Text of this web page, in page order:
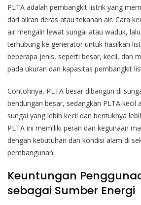
PLTA adalah pembangkit listrik yang
dari aliran deras atau tekanan air. Cara
air mengalir lewat sungai atau waduk,
terhubung ke generator untuk hasilkan
beberapa jenis, seperti besar, kecil, dan
pada ukuran dan kapasitas pembangkit
Contohnya, PLTA besar dibangun di
bendungan besar, sedangkan PLTA kecil
sungai yang lebih kecil dan bentuknya
PLTA ini memiliki peran dan kegunaan
dengan kebutuhan dan kondisi alam di
pembangunan.
Keuntungan
sebagai Sumber Energi